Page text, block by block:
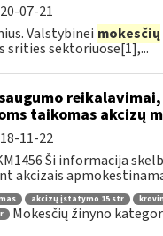
07-21
Valstybinei mokesčių
srities sektoriuose[1],...
taikomas akcizų
11-22
Ši informacija
akcizais
akcizų įstatymo 15 str
Mokesčių žinyno